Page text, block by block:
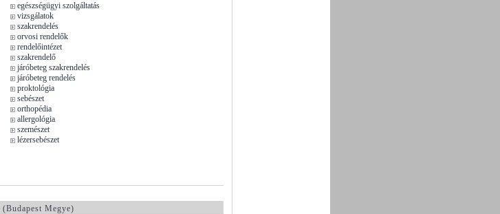
egészségügyi szolgáltatás
vizsgálatok
szakrendelés
orvosi rendelők
rendelőintézet
szakrendelő
járóbeteg szakrendelés
járóbeteg rendelés
proktológia
sebészet
orthopédia
allergológia
szemészet
lézersebészet
(Budapest Megye)